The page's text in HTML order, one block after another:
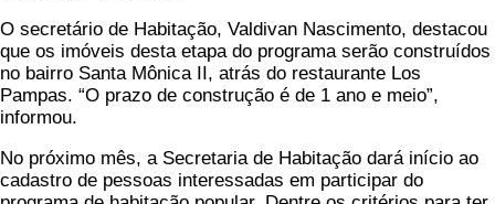
O secretário de Habitação, Valdivan Nascimento, destacou
que os imóveis desta etapa do programa serão construídos
no bairro Santa Mônica II, atrás do restaurante Los
Pampas. “O prazo de construção é de 1 ano e meio”,
informou.
No próximo mês, a Secretaria de Habitação dará início ao
cadastro de pessoas interessadas em participar do